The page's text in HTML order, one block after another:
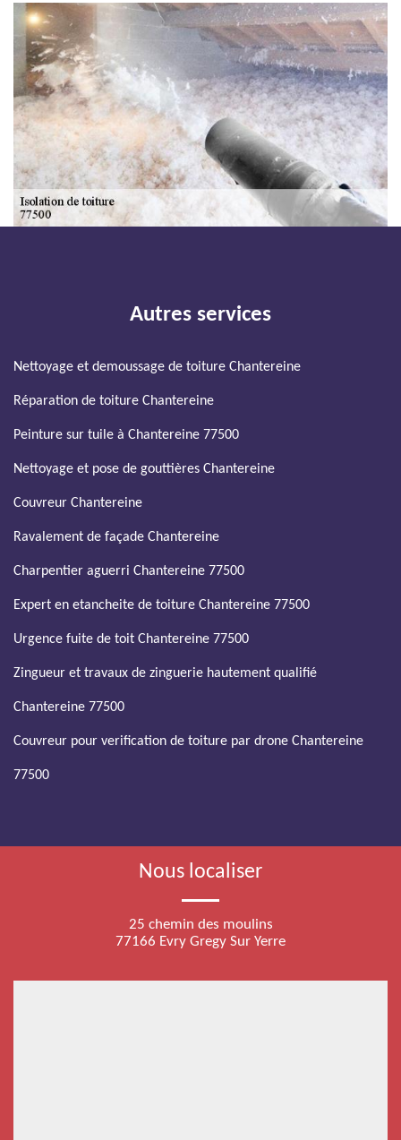
Autres services
Nettoyage et demoussage de toiture Chantereine
Réparation de toiture Chantereine
Peinture sur tuile à Chantereine 77500
Nettoyage et pose de gouttières Chantereine
Couvreur Chantereine
Ravalement de façade Chantereine
Charpentier aguerri Chantereine 77500
Expert en etancheite de toiture Chantereine 77500
Urgence fuite de toit Chantereine 77500
Zingueur et travaux de zinguerie hautement qualifié
Chantereine 77500
Couvreur pour verification de toiture par drone Chantereine
77500
Nous localiser
25 chemin des moulins
77166 Evry Gregy Sur Yerre